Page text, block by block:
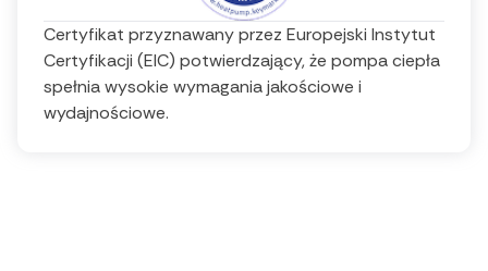
Certyfikat przyznawany przez Europejski Instytut
Certyfikacji (EIC) potwierdzający, że pompa ciepła
spełnia wysokie wymagania jakościowe i
wydajnościowe.